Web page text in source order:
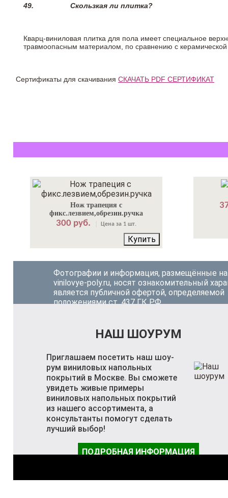
49. Скользкая ли плитка?
Кварц-виниловая плитка для пола имеет специальное
травмоопасным материалом, по сравнению с
Сертификаты для скачивания СКАЧАТЬ PDF СЕРТИФИКАТ
Нож трапеция с
фикс.лезвием,обрезин.ручка
300 руб. Цена за 1 шт.
Купить
Фотографии и информация, размещённые на
vinilovye-poly.ru, носят ознакомительный
является публичной офертой, определяемой
положениями ст. 437 ГК РФ.
НАШ ШОУРУМ
Приглашаем посетить наш шоу-
рум виниловых напольных
покрытий в Москве. Вы сможете
увидеть живые примеры
виниловых напольных покрытий
из нашего ассортимента, а
консультанты помогут сделать
лучший выбор!
ПОДРОБНАЯ ИНФОРМАЦИЯ